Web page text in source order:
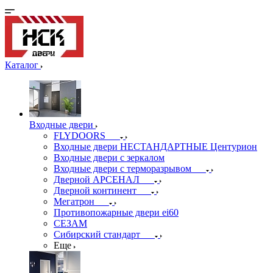
Каталог
Входные двери
FLYDOORS
Входные двери НЕСТАНДАРТНЫЕ Центурион
Входные двери с зеркалом
Входные двери с терморазрывом
Дверной АРСЕНАЛ
Дверной континент
Мегатрон
Противопожарные двери ei60
СЕЗАМ
Сибирский стандарт
Еще